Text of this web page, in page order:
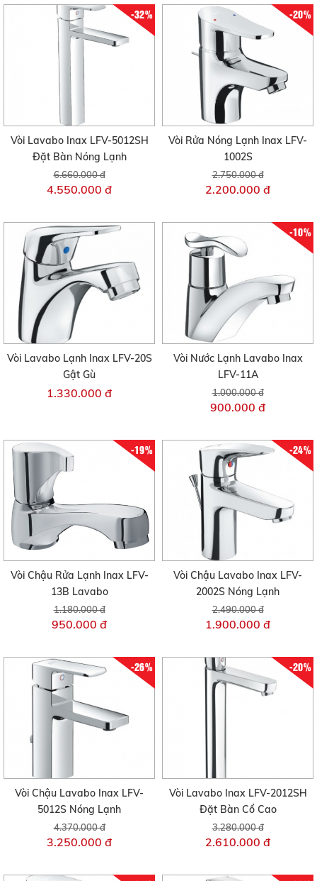
-32%
Vòi Lavabo Inax LFV-5012SH
Đặt Bàn Nóng Lạnh
6.660.000 đ
4.550.000 đ
-20%
Vòi Rửa Nóng Lạnh Inax LFV-
1002S
2.750.000 đ
2.200.000 đ
Vòi Lavabo Lạnh Inax LFV-20S
Gật Gù
1.330.000 đ
-10%
Vòi Nước Lạnh Lavabo Inax
LFV-11A
1.000.000 đ
900.000 đ
-19%
Vòi Chậu Rửa Lạnh Inax LFV-
13B Lavabo
1.180.000 đ
950.000 đ
-24%
Vòi Chậu Lavabo Inax LFV-
2002S Nóng Lạnh
2.490.000 đ
1.900.000 đ
-26%
Vòi Chậu Lavabo Inax LFV-
5012S Nóng Lạnh
4.370.000 đ
3.250.000 đ
-20%
Vòi Lavabo Inax LFV-2012SH
Đặt Bàn Cổ Cao
3.280.000 đ
2.610.000 đ